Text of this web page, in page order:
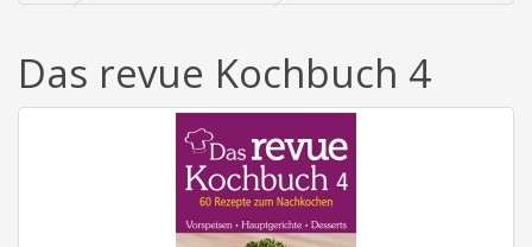
Das revue Kochbuch 4